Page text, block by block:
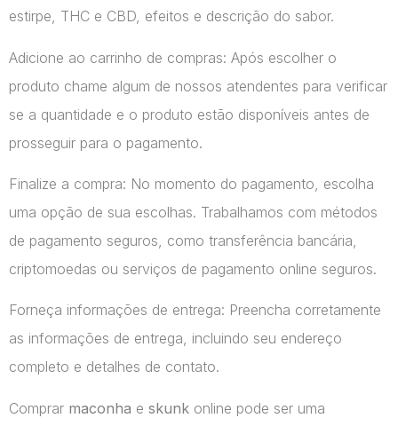
estirpe, THC e CBD, efeitos e descrição do sabor.
Adicione ao carrinho de compras: Após escolher o
produto chame algum de nossos atendentes para verificar
se a quantidade e o produto estão disponíveis antes de
prosseguir para o pagamento.
Finalize a compra: No momento do pagamento, escolha
uma opção de sua escolhas. Trabalhamos com métodos
de pagamento seguros, como transferência bancária,
criptomoedas ou serviços de pagamento online seguros.
Forneça informações de entrega: Preencha corretamente
as informações de entrega, incluindo seu endereço
completo e detalhes de contato.
Comprar maconha e skunk online pode ser uma